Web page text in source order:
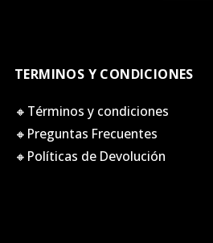
TERMINOS Y CONDICIONES
🔸Términos y condiciones
🔸Preguntas Frecuentes
🔸Políticas de Devolución